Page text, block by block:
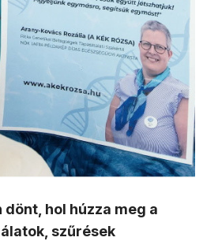
dönt, hol húzza meg a
szűrések